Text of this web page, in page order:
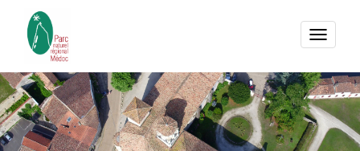
MENU